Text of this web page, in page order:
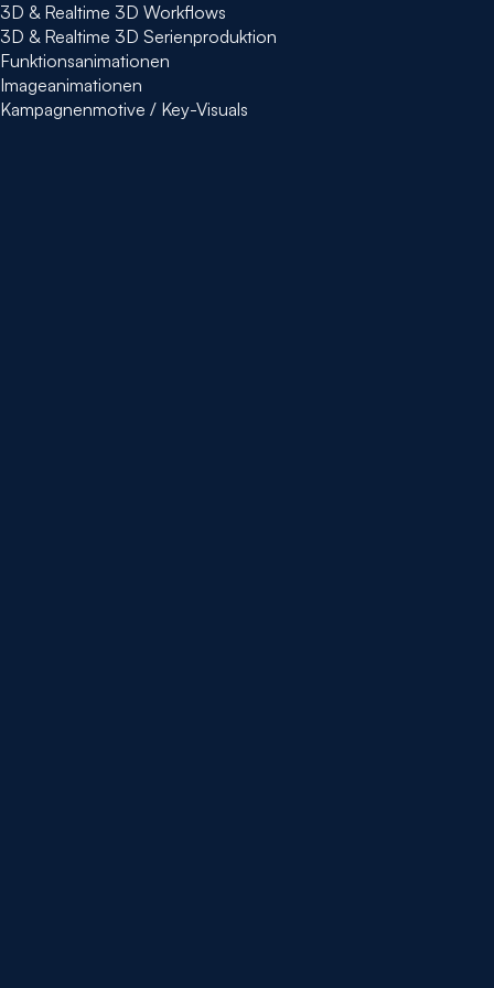
3D & Realtime 3D Workflows
3D & Realtime 3D Serienproduktion
Funktionsanimationen
Imageanimationen
Kampagnenmotive / Key-Visuals